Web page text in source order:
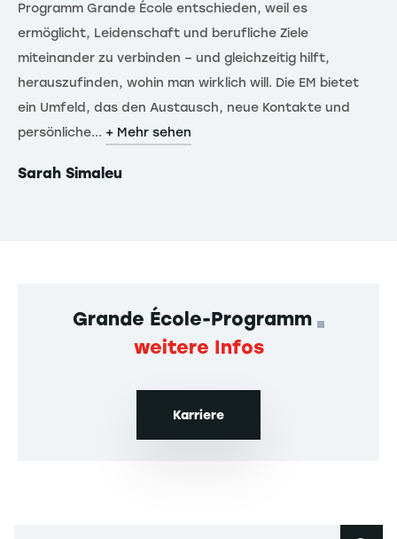
Programm Grande École entschieden, weil es
ermöglicht, Leidenschaft und berufliche Ziele
miteinander zu verbinden – und gleichzeitig hilft,
herauszufinden, wohin man wirklich will. Die EM bietet
ein Umfeld, das den Austausch, neue Kontakte und
persönliche... + Mehr sehen
Sarah Simaleu
Grande École-Programm
weitere Infos
Karriere